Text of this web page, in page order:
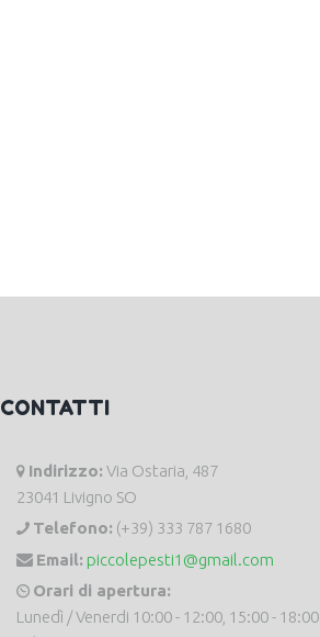
CONTATTI
Indirizzo: Via Ostaria, 487
23041 Livigno SO
Telefono: (+39) 333 787 1680
Email: piccolepesti1@gmail.com
Orari di apertura:
Lunedì / Venerdi 10:00 - 12:00, 15:00 - 18:00